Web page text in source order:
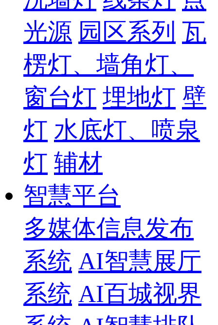
光源 园区系列 瓦
楞灯、墙角灯、
窗台灯 埋地灯 壁
灯 水底灯、喷泉
灯 辅材
智慧平台
多媒体信息发布
系统 AI智慧展厅
系统 AI百城视界